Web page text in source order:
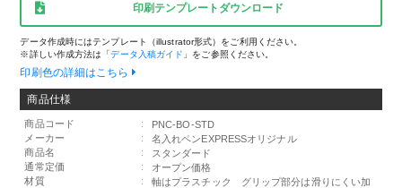
印刷テンプレートダウンロード
データ作成時にはテンプレート（illustrator形式）をご利用ください。
※詳しい作成方法は「データ入稿ガイド 」をご参照ください。
印刷色の詳細はこちら
商品仕様
商品コード :
PNC-BO-STD
メーカー
:
名入れペンEXPRESSオリジナル
商品名
:
スタンダード
通常定価
:
オープン価格
材質
:
軸はプラスチック グリップ部分は滑りにくい加